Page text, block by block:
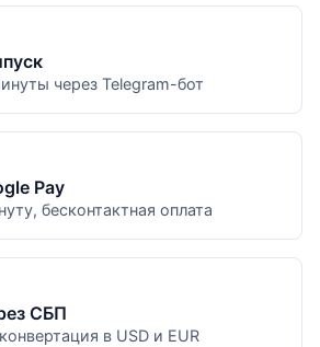
через Telegram-бот
Pay
бесконтактная оплата
СБП
в USD и EUR